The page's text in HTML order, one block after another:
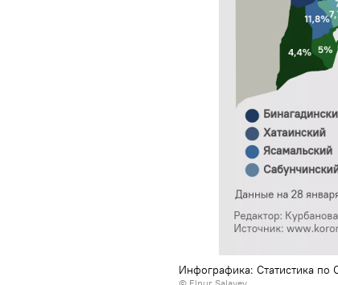
Инфографика: Статистика по
© Elnur Salayev